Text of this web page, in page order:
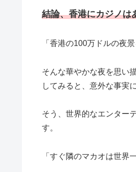
結論、香港にカジノは
「香港の100万ドルの夜
そんな華やかな夜を思い
してみると、意外な事実
そう、世界的なエンター
す。
「すぐ隣のマカオは世界